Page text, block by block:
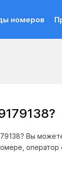
номеров
?
Вы
оператор